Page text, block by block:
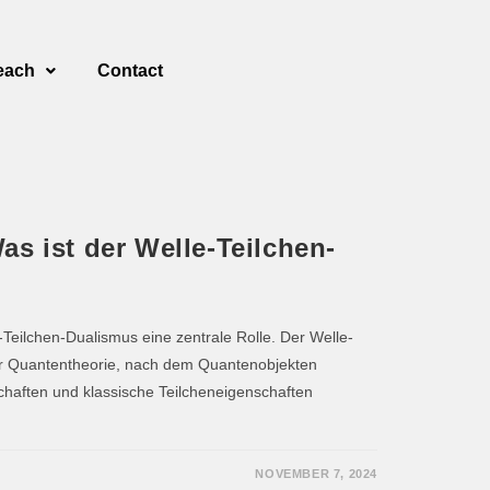
Contact
ist der Welle-Teilchen-
Dualismus eine zentrale Rolle. Der Welle-
nach dem Quantenobjekten
und klassische Teilcheneigenschaften
NOVEMBER 7, 2024